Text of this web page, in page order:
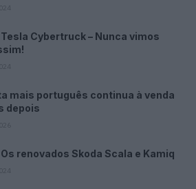
Tesla Cybertruck – Nunca vimos
mais português continua à venda
depois
Os renovados Skoda Scala e Kamiq